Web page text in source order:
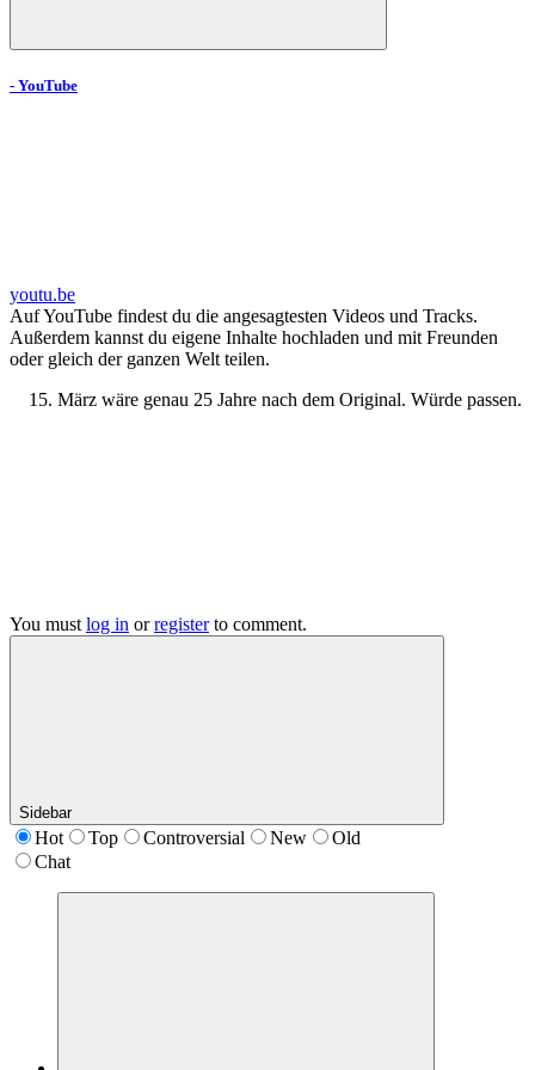
- YouTube
youtu.be
Auf YouTube findest du die angesagtesten Videos und Tracks.
Außerdem kannst du eigene Inhalte hochladen und mit Freunden
oder gleich der ganzen Welt teilen.
März wäre genau 25 Jahre nach dem Original. Würde passen.
You must log in orregisterto comment.
Sidebar
Hot Top Controversial New
Old
Chat